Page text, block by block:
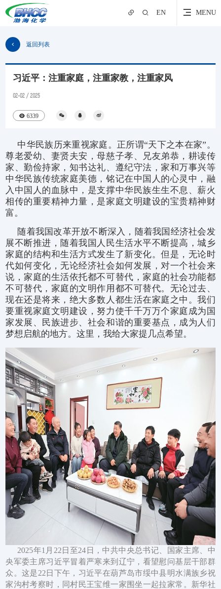
EN MENU
返回列表
习近平：注重家庭，注重家教，注重家风
02-02 / 2025
6339
中华民族历来重视家庭。正所谓“天下之本在家”。
尊老爱幼、妻贤夫安，母慈子孝、兄友弟恭，耕读传
家、勤俭持家，知书达礼、遵纪守法，家和万事兴等
中华民族传统家庭美德，铭记在中国人的心灵中，融
入中国人的血脉中，是支撑中华民族生生不息、薪火
相传的重要精神力量，是家庭文明建设的宝贵精神财
富。
随着我国改革开放不断深入，随着我国经济社会发
展不断推进，随着我国人民生活水平不断提高，城乡
家庭的结构和生活方式发生了新变化。但是，无论时
代如何变化，无论经济社会如何发展，对一个社会来
说，家庭的生活依托都不可替代，家庭的社会功能都
不可替代，家庭的文明作用都不可替代。无论过去、
现在还是将来，绝大多数人都生活在家庭之中。我们
要重视家庭文明建设，努力使千千万万个家庭成为国
家发展、民族进步、社会和谐的重要基点，成为人们
梦想启航的地方。这里，我给大家提几点希望。
2025年1月22日至24日，中共中央总书记、国家主席、中
央军委主席习近平冒着严寒来到辽宁，看望慰问基层干部群
众。这是22日下午，习近平在葫芦岛市绥中县明水满族乡祝
家沟村考察时，同村民王宝维一家围坐一起拉家常。新华社